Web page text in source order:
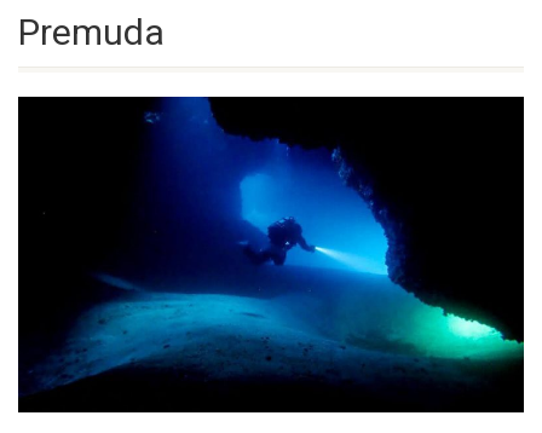
Premuda